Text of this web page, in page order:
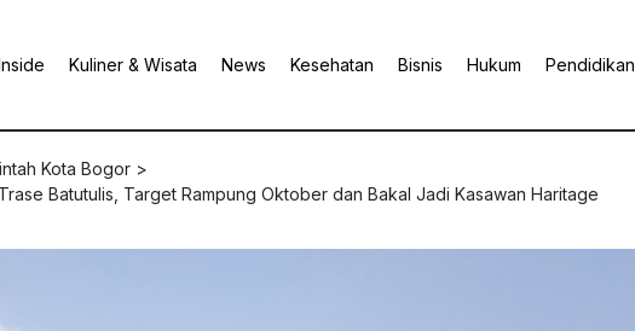
Kuliner & Wisata News Kesehatan Bisnis Hukum Pendidikan
Kota Bogor >
Batutulis, Target Rampung Oktober dan Bakal Jadi Kasawan Haritage